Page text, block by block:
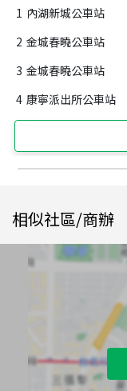
1 內湖新城公車站
2 金城春曉公車站
3 金城春曉公車站
4 康寧派出所公車站
相似社區/商辦